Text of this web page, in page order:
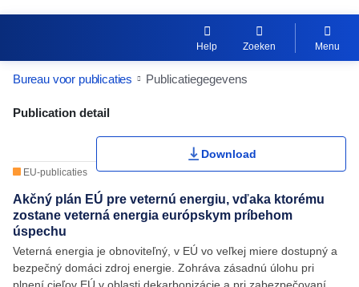
Help Zoeken Menu
Bureau voor publicaties Publicatiegegevens
Publication Detail Actions Portlet
Publication detail
EU-publicaties
Download
Akčný plán EÚ pre veternú energiu, vďaka ktorému
zostane veterná energia európskym príbehom
úspechu
Veterná energia je obnoviteľný, v EÚ vo veľkej miere dostupný a
bezpečný domáci zdroj energie. Zohráva zásadnú úlohu pri